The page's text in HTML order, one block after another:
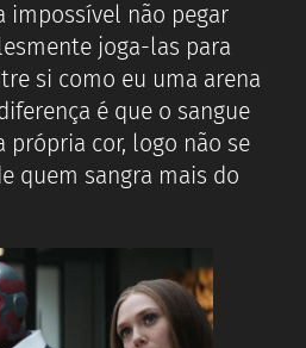
impossível não pegar
joga-las para
si como eu uma arena
é que o sangue
própria cor, logo não se
quem sangra mais do